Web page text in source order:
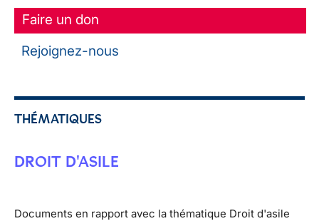
Faire un don
Rejoignez-nous
THÉMATIQUES
DROIT D'ASILE
Documents en rapport avec la thématique Droit d'asile